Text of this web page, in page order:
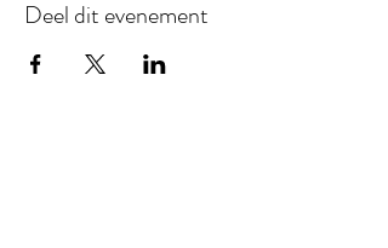
Deel dit evenement